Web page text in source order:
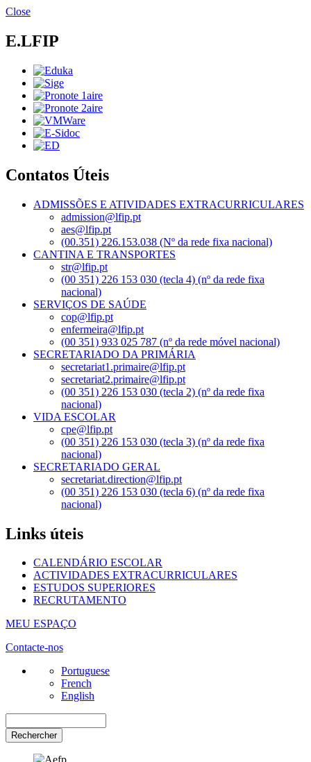
Passar
o
conteúdo
Close
E.LFIP
Contatos Úteis
ADMISSÕES E ATIVIDADES EXTRACURRICULARES
admission@lfip.pt
aes@lfip.pt
(00.351) 226.153.038 (Nº da rede fixa nacional)
CANTINA E TRANSPORTES
str@lfip.pt
(00 351) 226 153 030 (tecla 4) (nº da rede fixa
nacional)
SERVIÇOS DE SAÚDE
cop@lfip.pt
enfermeira@lfip.pt
(00 351) 933 025 787 (nº da rede móvel nacional)
SECRETARIADO DA PRIMÁRIA
secretariat1.primaire@lfip.pt
secretariat2.primaire@lfip.pt
(00 351) 226 153 030 (tecla 2) (nº da rede fixa
nacional)
VIDA ESCOLAR
cpe@lfip.pt
(00 351) 226 153 030 (tecla 3) (nº da rede fixa
nacional)
SECRETARIADO GERAL
secretariat.direction@lfip.pt
(00 351) 226 153 030 (tecla 6) (nº da rede fixa
nacional)
Links úteis
CALENDÁRIO ESCOLAR
ACTIVIDADES EXTRACURRICULARES
ESTUDOS SUPERIORES
RECRUTAMENTO
MEU ESPAÇO
Contacte-nos
Portuguese
French
English